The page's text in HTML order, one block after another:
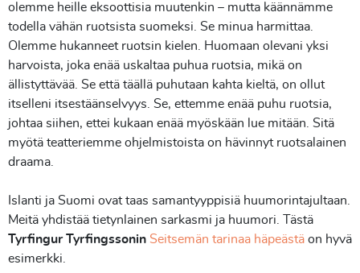
olemme heille eksoottisia muutenkin – mutta käännämme
todella vähän ruotsista suomeksi. Se minua harmittaa.
Olemme hukanneet ruotsin kielen. Huomaan olevani yksi
harvoista, joka enää uskaltaa puhua ruotsia, mikä on
ällistyttävää. Se että täällä puhutaan kahta kieltä, on ollut
itselleni itsestäänselvyys. Se, ettemme enää puhu ruotsia,
johtaa siihen, ettei kukaan enää myöskään lue mitään. Sitä
myötä teatteriemme ohjelmistoista on hävinnyt ruotsalainen
draama.
Islanti ja Suomi ovat taas samantyyppisiä huumorintajultaan.
Meitä yhdistää tietynlainen sarkasmi ja huumori. Tästä
Tyrfingur Tyrfingssonin Seitsemän tarinaa häpeästä on hyvä
esimerkki.